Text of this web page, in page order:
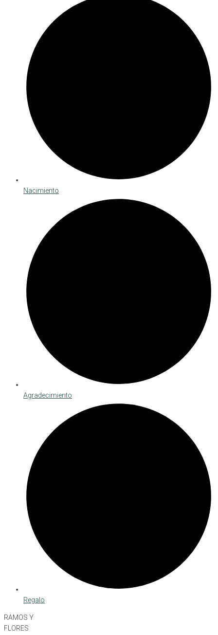
Nacimiento
Agradecimiento
Regalo
RAMOS Y
FLORES